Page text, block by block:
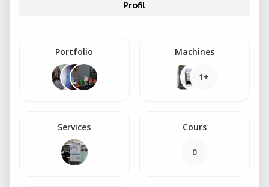
Profil
Portfolio Machines
1+
Services Cours
0